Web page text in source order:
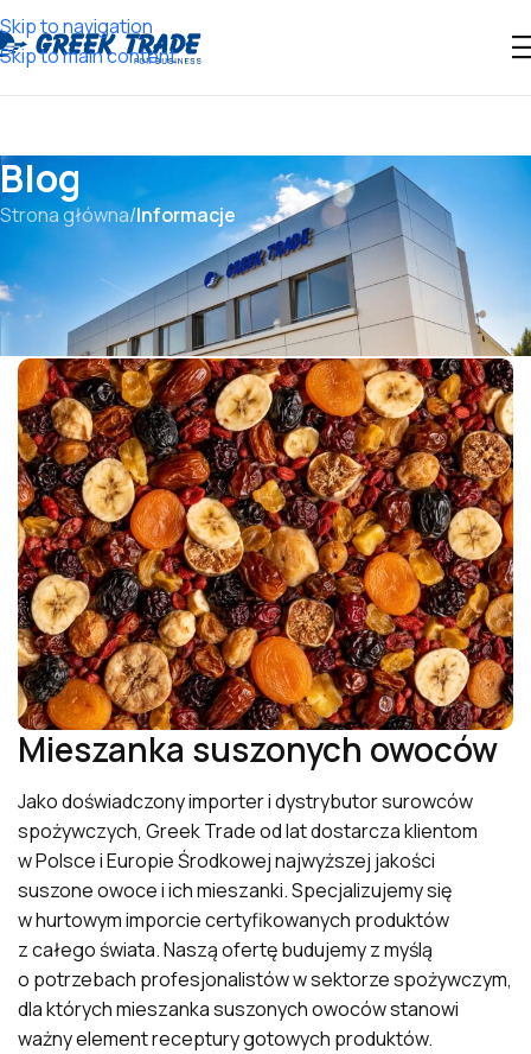
Skip to navigation
Skip to main content
Blog
Strona główna/Informacje
15 STYCZNIA, 2026 INFORMACJE
Mieszanki suszonych owoców
Mieszanka suszonych owoców
Jako doświadczony importer i dystrybutor surowców
spożywczych, Greek Trade od lat dostarcza klientom
w Polsce i Europie Środkowej najwyższej jakości
suszone owoce i ich mieszanki. Specjalizujemy się
w hurtowym imporcie certyfikowanych produktów
z całego świata. Naszą ofertę budujemy z myślą
o potrzebach profesjonalistów w sektorze spożywczym,
dla których mieszanka suszonych owoców stanowi
ważny element receptury gotowych produktów.